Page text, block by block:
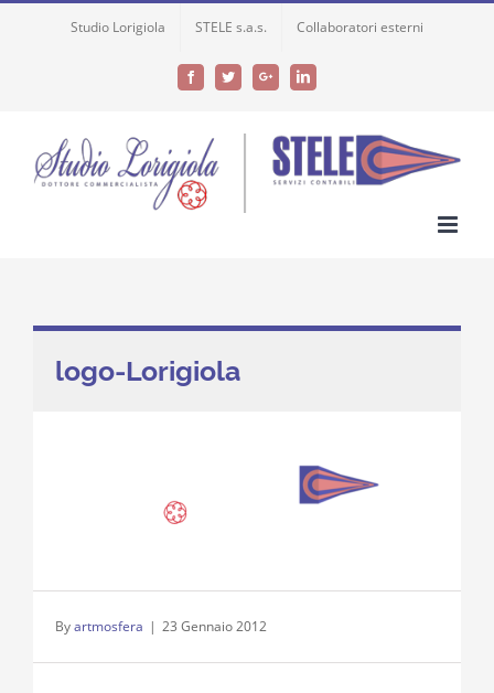
Studio Lorigiola STELE s.a.s. Collaboratori esterni
FacebookTwitterGoogle+LinkedIn
logo-Lorigiola
Byartmosfera | 23 Gennaio 2012